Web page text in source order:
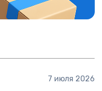
7 июля 2026